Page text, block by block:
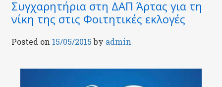
Συγχαρητήρια στη ΔΑΠ Άρτας για τη
νίκη της στις Φοιτητικές εκλογές
Posted on 15/05/2015by admin